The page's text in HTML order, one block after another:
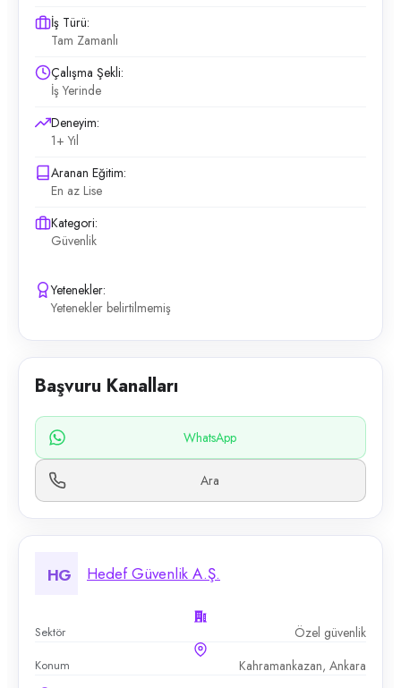
İş Türü:
Tam Zamanlı
Çalışma Şekli:
İş Yerinde
Deneyim:
1+ Yıl
Aranan Eğitim:
En az Lise
Kategori:
Güvenlik
Yetenekler:
Yetenekler belirtilmemiş
Başvuru Kanalları
WhatsApp
Ara
HG Hedef Güvenlik A.Ş.
Sektör Özel güvenlik
Konum Kahramankazan, Ankara